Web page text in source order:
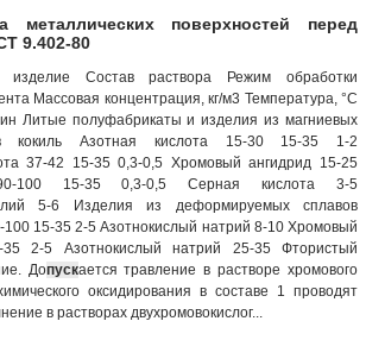
металлических поверхностей перед
9.402-80
изделие Состав раствора Режим обработки
Массовая концентрация, кг/м3 Температура, °С
Литые полуфабрикаты и изделия из магниевых
кокиль Азотная кислота 15-30 15-35 1-2
37-42 15-35 0,3-0,5 Хромовый ангидрид 15-25
100 15-35 0,3-0,5 Серная кислота 3-5
5-6 Изделия из деформируемых сплавов
15-35 2-5 Азотнокислый натрий 8-10 Хромовый
35 2-5 Азотнокислый натрий 25-35 Фтористый
Допускается травление в растворе хромового
оксидирования в составе 1 проводят
в растворах двухромовокислог...